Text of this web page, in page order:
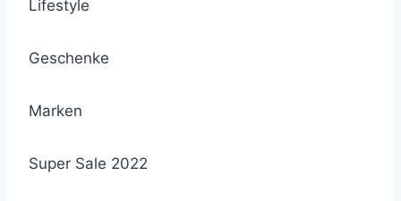
Lifestyle
Geschenke
Marken
Super Sale 2022